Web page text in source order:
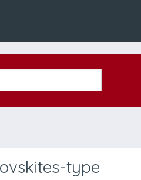
type